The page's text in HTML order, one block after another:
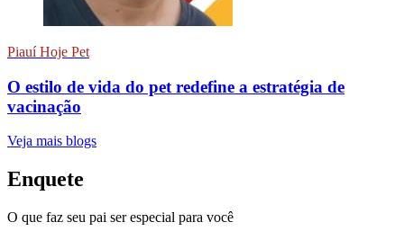
Piauí Hoje Pet
O estilo de vida do pet redefine a estratégia de
vacinação
Veja mais blogs
Enquete
O que faz seu pai ser especial para você